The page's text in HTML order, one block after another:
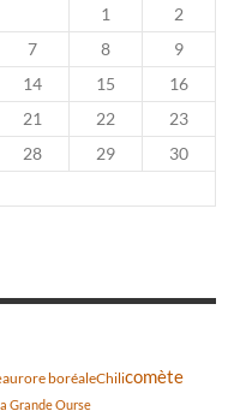
1
2
7 8
9
14 15
16
21 22
23
28 29
30
aurore boréaleChilicomète
Grande Ourse